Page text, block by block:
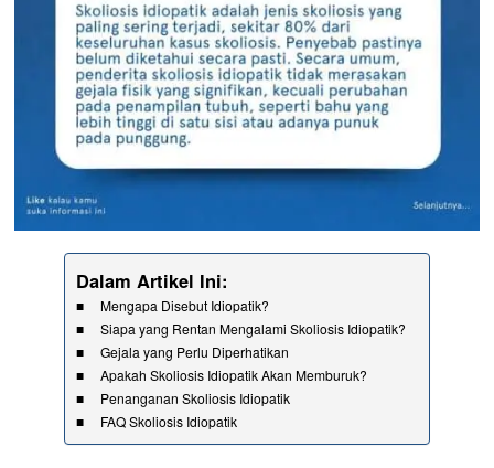
Dalam Artikel Ini:
Mengapa Disebut Idiopatik?
Siapa yang Rentan Mengalami Skoliosis Idiopatik?
Gejala yang Perlu Diperhatikan
Apakah Skoliosis Idiopatik Akan Memburuk?
Penanganan Skoliosis Idiopatik
FAQ Skoliosis Idiopatik